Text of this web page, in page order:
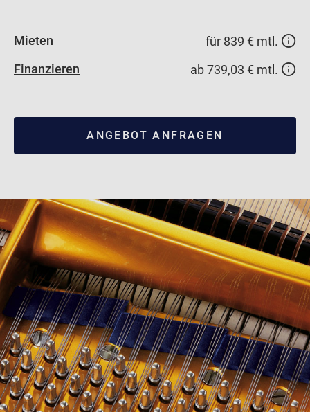
Mieten
für 839 € mtl.
Finanzieren
ab 739,03 € mtl.
ANGEBOT ANFRAGEN